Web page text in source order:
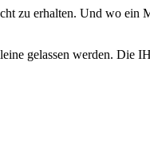
zu erhalten. Und wo ein
gelassen werden. Die